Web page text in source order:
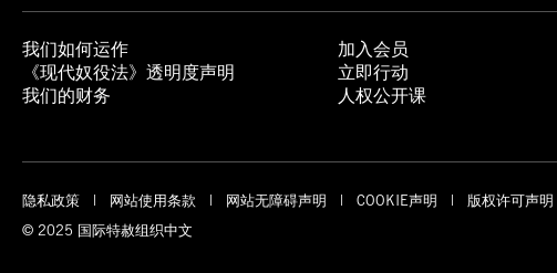
我们如何运作
《现代奴役法》透明度声明
我们的财务
加入会员
立即行动
人权公开课
隐私政策 网站使用条款 网站无障碍声明 COOKIE声明
版权许可声明
© 2025 国际特赦组织中文